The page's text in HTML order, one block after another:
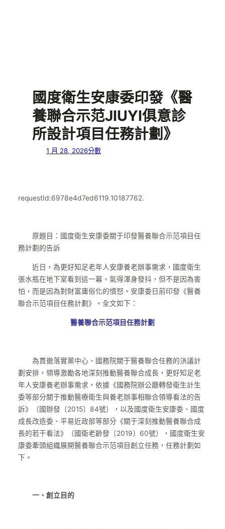
國度衛生安康委印發《醫
養聯合示范JIUYI俱意診
所設計項目任務計劃》
1 月 28, 2026分數
requestId:6978e4d7ed6119.10187762.
原題目：國度衛生安康委關于印發醫養聯合示范項目任
務計劃的告訴
近日，為更好知足老年人安康養老辦事需求，國度衛生
張水瓶在地下室看到這一幕，氣得渾身發抖，但不是因為害
怕，而是因為對財富庸俗化的憤怒。安康委日前印發《醫養
聯合示范項目任務計劃》。全文如下：
醫養聯合示范項目任務計劃
為貫徹落實黨中心、國務院關于醫養聯合任務的決議計
劃安排，領導激勵各地深刻推動醫養聯合成長，更好知足老
年人安康養老辦事需求，依據《國務院辦公廳轉發衛生計生
委等部分關于推動醫療衛生與養老辦事相聯合領導看法的告
訴》（國辦發〔2015〕84號），以及國度衛生安康委、國度
成長改造委、平易近政部等部分《關于深刻推動醫養聯合成
長的若干看法》（國衛老齡發〔2019〕60號），國度衛生安
康委牽頭組織展開醫養聯合示范項目創立任務，任務計劃如
下。
一、創立目的